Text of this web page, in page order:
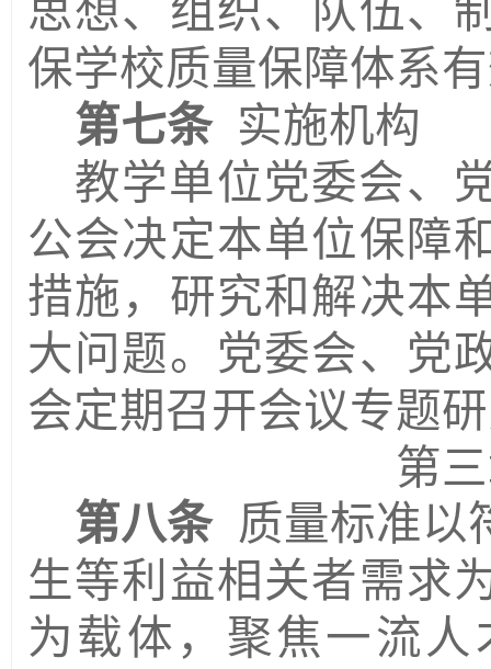
思想、组织、队伍、
保学校质量保障体系
第七条 实施机构
教学单位党委会、
公会决定本单位保障
措施，研究和解决本
大问题。党委会、党
会定期召开会议专题
第
第八条 质量标准以
生等利益相关者需求
为载体，聚焦一流